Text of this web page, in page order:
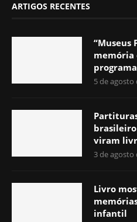
ARTIGOS RECENTES
“Museus
memória
5 de agosto
viram
3 de agosto
Livro
infantil